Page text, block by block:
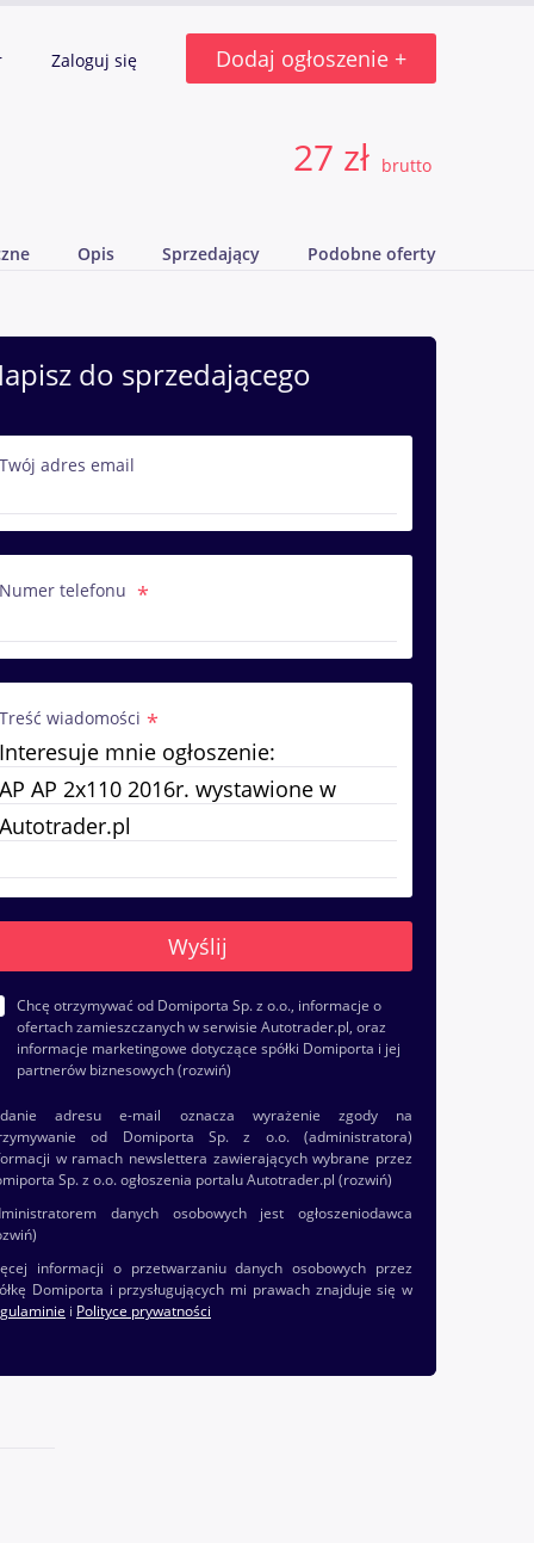
Zaloguj się Dodaj ogłoszenie +
27 zł brutto
Opis Sprzedający Podobne oferty
do sprzedającego
Twój adres email
Numer telefonu
Treść wiadomości
Chcę otrzymywać od Domiporta Sp. z o.o., informacje o
ofertach zamieszczanych w serwisie Autotrader.pl, oraz
informacje marketingowe dotyczące spółki Domiporta i jej
partnerów biznesowych(rozwiń)
adresu e-mail oznacza wyrażenie zgody na
od Domiporta Sp. z o.o. (administratora)
w ramach newslettera zawierających wybrane przez
Sp. z o.o. ogłoszenia portalu Autotrader.pl (rozwiń)
danych osobowych jest ogłoszeniodawca
informacji o przetwarzaniu danych osobowych przez
Domiporta i przysługujących mi prawach znajduje się w
i Polityce prywatności